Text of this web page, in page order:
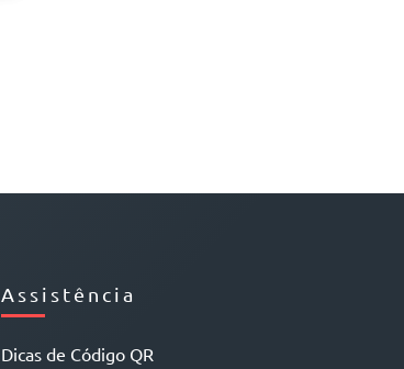
Assistência
Dicas de Código QR